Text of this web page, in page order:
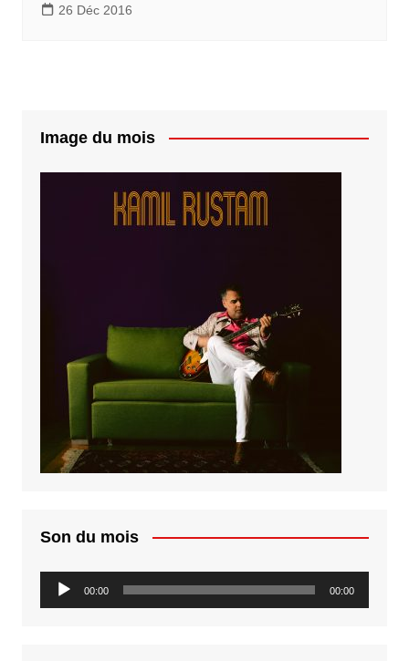
26 Déc 2016
Image du mois
Son du mois
Lecteur
audio
00:00 00:00